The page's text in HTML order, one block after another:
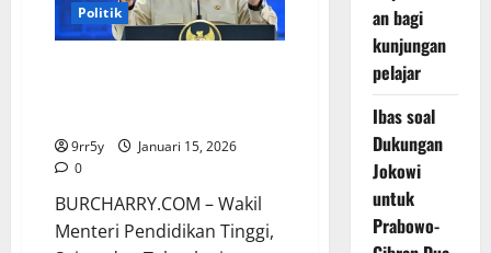
Hadapan
1.200
Politik
9rr5y
Januari 15, 2026
0
BURCHARRY.COM – Wakil
Menteri Pendidikan Tinggi,
an bagi
kunjungan
pelajar
Ibas soal
Dukungan
Jokowi
untuk
Prabowo-